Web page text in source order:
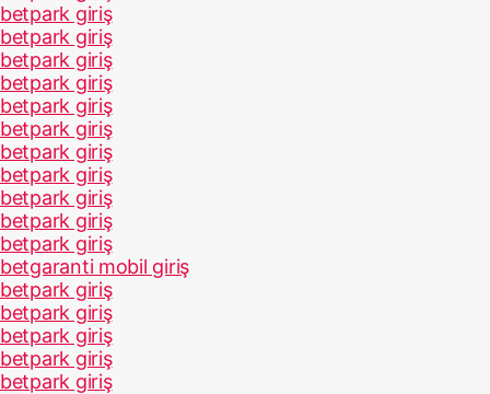
betpark giriş
betpark giriş
betpark giriş
betpark giriş
betpark giriş
betpark giriş
betpark giriş
betpark giriş
betpark giriş
betpark giriş
betpark giriş
betgaranti mobil giriş
betpark giriş
betpark giriş
betpark giriş
betpark giriş
betpark giriş